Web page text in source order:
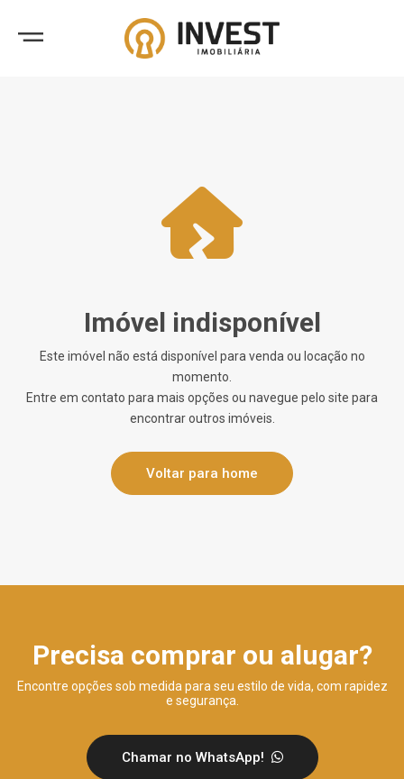
Imóvel indisponível
Este imóvel não está disponível para venda ou locação no
momento.
Entre em contato para mais opções ou navegue pelo site para
encontrar outros imóveis.
Voltar para home
Precisa comprar ou alugar?
Encontre opções sob medida para seu estilo de vida, com rapidez
e segurança.
Chamar no WhatsApp!